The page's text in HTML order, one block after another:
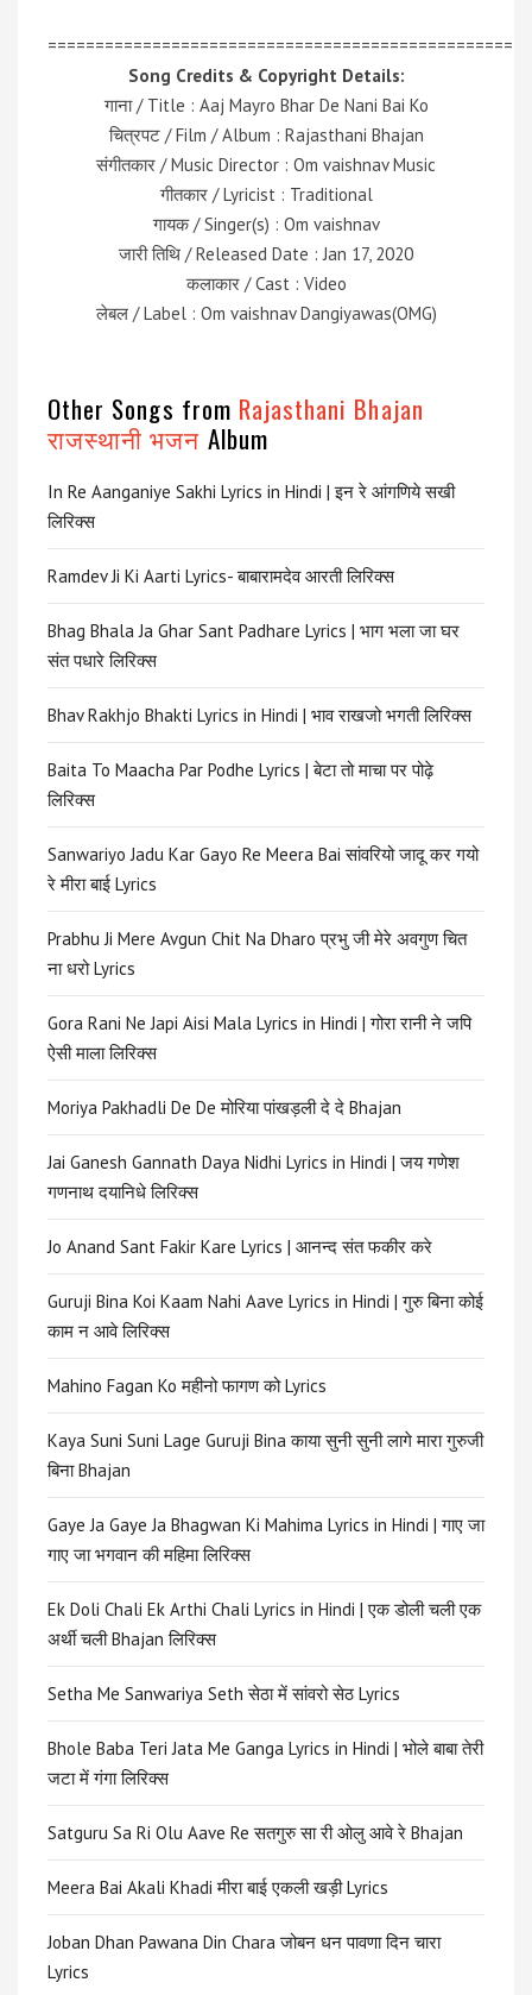
=================================================
Song Credits & Copyright Details:
गाना / Title : Aaj Mayro Bhar De Nani Bai Ko
चित्रपट / Film / Album : Rajasthani Bhajan
संगीतकार / Music Director : Om vaishnav Music
गीतकार / Lyricist : Traditional
गायक / Singer(s) : Om vaishnav
जारी तिथि / Released Date : Jan 17, 2020
कलाकार / Cast : Video
लेबल / Label : Om vaishnav Dangiyawas(OMG)
Other Songs from Rajasthani Bhajan
राजस्थानी भजन Album
In Re Aanganiye Sakhi Lyrics in Hindi | इन रे आंगणिये सखी
लिरिक्स
Ramdev Ji Ki Aarti Lyrics- बाबारामदेव आरती लिरिक्स
Bhag Bhala Ja Ghar Sant Padhare Lyrics | भाग भला जा घर
संत पधारे लिरिक्स
Bhav Rakhjo Bhakti Lyrics in Hindi | भाव राखजो भगती लिरिक्स
Baita To Maacha Par Podhe Lyrics | बेटा तो माचा पर पोढ़े
लिरिक्स
Sanwariyo Jadu Kar Gayo Re Meera Bai सांवरियो जादू कर गयो
रे मीरा बाई Lyrics
Prabhu Ji Mere Avgun Chit Na Dharo प्रभु जी मेरे अवगुण चित
ना धरो Lyrics
Gora Rani Ne Japi Aisi Mala Lyrics in Hindi | गोरा रानी ने जपि
ऐसी माला लिरिक्स
Moriya Pakhadli De De मोरिया पांखड़ली दे दे Bhajan
Jai Ganesh Gannath Daya Nidhi Lyrics in Hindi | जय गणेश
गणनाथ दयानिधे लिरिक्स
Jo Anand Sant Fakir Kare Lyrics | आनन्द संत फकीर करे
Guruji Bina Koi Kaam Nahi Aave Lyrics in Hindi | गुरु बिना कोई
काम न आवे लिरिक्स
Mahino Fagan Ko महीनो फागण को Lyrics
Kaya Suni Suni Lage Guruji Bina काया सुनी सुनी लागे मारा गुरुजी
बिना Bhajan
Gaye Ja Gaye Ja Bhagwan Ki Mahima Lyrics in Hindi | गाए जा
गाए जा भगवान की महिमा लिरिक्स
Ek Doli Chali Ek Arthi Chali Lyrics in Hindi | एक डोली चली एक
अर्थी चली Bhajan लिरिक्स
Setha Me Sanwariya Seth सेठा में सांवरो सेठ Lyrics
Bhole Baba Teri Jata Me Ganga Lyrics in Hindi | भोले बाबा तेरी
जटा में गंगा लिरिक्स
Satguru Sa Ri Olu Aave Re सतगुरु सा री ओलु आवे रे Bhajan
Meera Bai Akali Khadi मीरा बाई एकली खड़ी Lyrics
Joban Dhan Pawana Din Chara जोबन धन पावणा दिन चारा
Lyrics